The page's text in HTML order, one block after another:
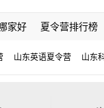
家好 夏令营排行榜
山东英语夏令营 山东